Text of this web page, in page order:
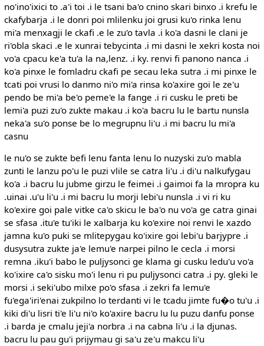
no'ino'ixici to .a'i toi .i le tsani ba'o cnino skari binxo .i krefu le
ckafybarja .i le donri poi mlilenku joi grusi ku'o rinka lenu
mi'a menxagji le ckafi .e le zu'o tavla .i ko'a dasni le clani je
ri'obla skaci .e le xunrai tebycinta .i mi dasni le xekri kosta noi
vo'a cpacu ke'a tu'a la na,lenz. .i ky. renvi fi panono nanca .i
ko'a pinxe le fomladru ckafi pe secau leka sutra .i mi pinxe le
tcati poi vrusi lo danmo ni'o mi'a rinsa ko'axire goi le ze'u
pendo be mi'a be'o peme'e la fange .i ri cusku le preti be
lemi'a puzi zu'o zukte makau .i ko'a bacru lu le bartu nunsla
neka'a su'o ponse be lo megrupnu li'u .i mi bacru lu mi'a
casnu
le nu'o se zukte befi lenu fanta lenu lo nuzyski zu'o mabla
zunti le lanzu po'u le puzi vlile se catra li'u .i di'u nalkufygau
ko'a .i bacru lu jubme girzu le feimei .i gaimoi fa la mropra ku
.uinai .u'u li'u .i mi bacru lu morji lebi'u nunsla .i vi ri ku
ko'exire goi pale vitke ca'o skicu le ba'o nu vo'a ge catra ginai
se sfasa .itu'e tu'iki le xalbarja ku ko'exire noi renvi le xazdo
jamna ku'o puki se mlitepygau ko'ixire goi lebi'u barjypre .i
dusysutra zukte ja'e lemu'e narpei pilno le cecla .i morsi
remna .iku'i babo le puljysonci ge klama gi cusku ledu'u vo'a
ko'ixire ca'o sisku mo'i lenu ri pu puljysonci catra .i py. gleki le
morsi .i seki'ubo milxe po'o sfasa .i zekri fa lemu'e
fu'ega'iri'enai zukpilno lo terdanti vi le tcadu jimte fu�o tu'u .i
kiki di'u lisri ti'e li'u ni'o ko'axire bacru lu lu puzu danfu ponse
.i barda je cmalu jeji'a norbra .i na cabna li'u .i la djunas.
bacru lu pau gu'i prijymau gi sa'u ze'u makcu li'u